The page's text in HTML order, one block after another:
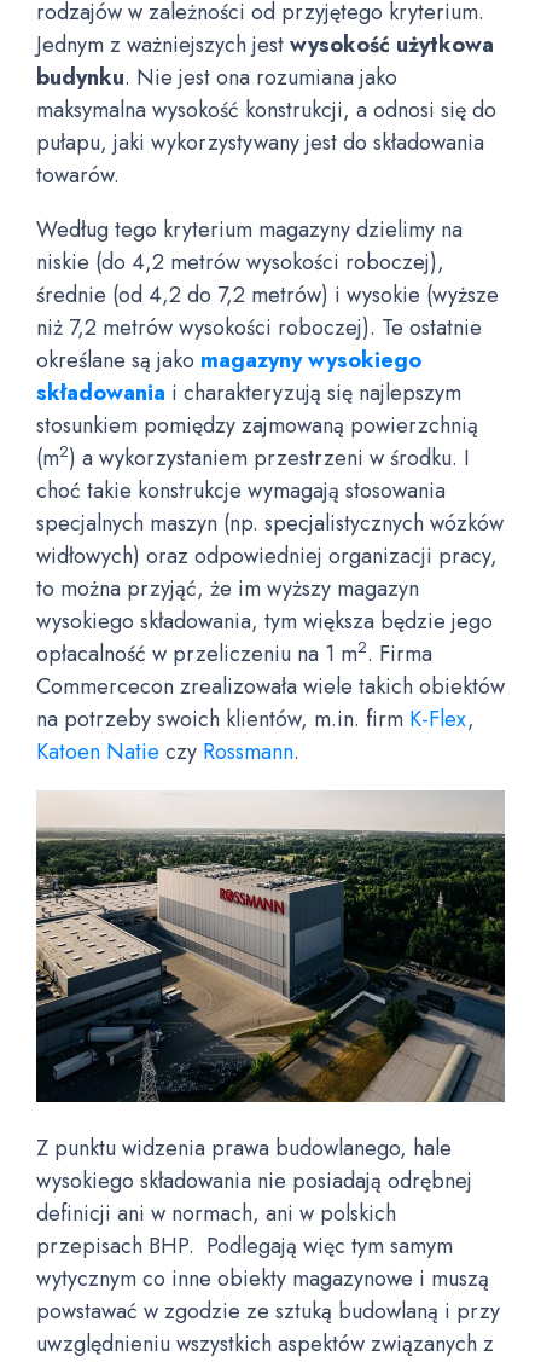
rodzajów w zależności od przyjętego kryterium.
Jednym z ważniejszych jestwysokość użytkowa
budynku. Nie jest ona rozumiana jako
maksymalna wysokość konstrukcji, a odnosi się do
pułapu, jaki wykorzystywany jest do składowania
towarów.
Według tego kryterium magazyny dzielimy na
niskie (do 4,2 metrów wysokości roboczej),
średnie (od 4,2 do 7,2 metrów) i wysokie (wyższe
niż 7,2 metrów wysokości roboczej). Te ostatnie
określane są jako magazyny wysokiego
składowania i charakteryzują się najlepszym
stosunkiem pomiędzy zajmowaną powierzchnią
(m2) a wykorzystaniem przestrzeni w środku. I
choć takie konstrukcje wymagają stosowania
specjalnych maszyn (np. specjalistycznych wózków
widłowych) oraz odpowiedniej organizacji pracy,
to można przyjąć, że im wyższy magazyn
wysokiego składowania, tym większa będzie jego
opłacalność w przeliczeniu na 1 m2. Firma
Commercecon zrealizowała wiele takich obiektów
na potrzeby swoich klientów, m.in. firm K-Flex,
Katoen Natie czy Rossmann.
Z punktu widzenia prawa budowlanego, hale
wysokiego składowania nie posiadają odrębnej
definicji ani w normach, ani w polskich
przepisach BHP. Podlegają więc tym samym
wytycznym co inne obiekty magazynowe i muszą
powstawać w zgodzie ze sztuką budowlaną i przy
uwzględnieniu wszystkich aspektów związanych z